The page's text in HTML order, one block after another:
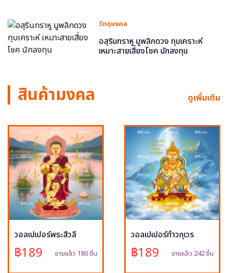
วัตถุมงคล
อสุรินทราหู มูพลิกดวง ทุบเคราะห์
เหมาะสายเสี่ยงโชค นักลงทุน
สินค้ามงคล ดูเพิ่มเติม
วอลเปเปอร์พระสีวลี
฿189 ขายแล้ว 180 ชิ้น
วอลเปเปอร์ท้าวกุเวร
฿189 ขายแล้ว 242 ชิ้น